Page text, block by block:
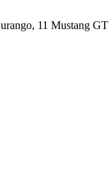
11 Mustang GT